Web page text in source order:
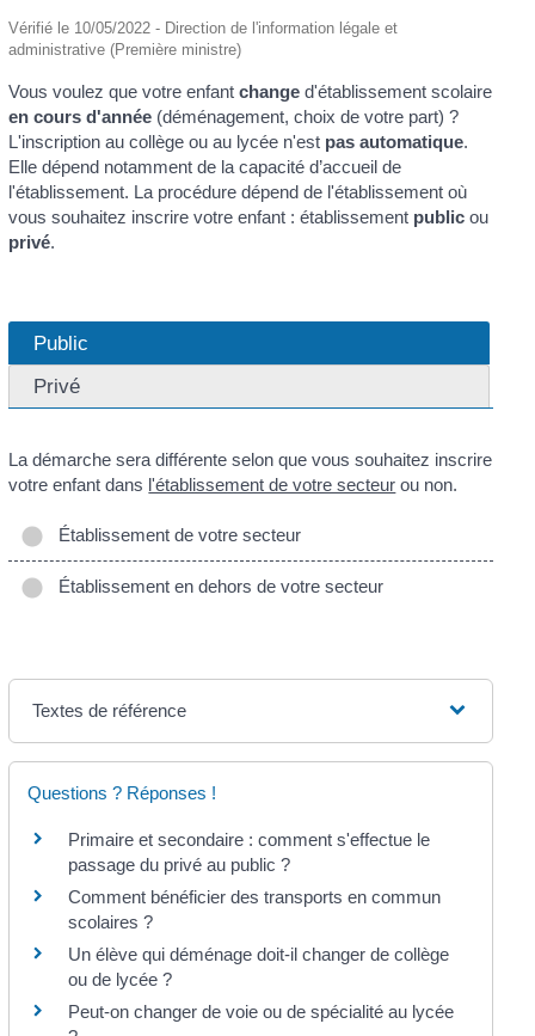
Vérifié le 10/05/2022 - Direction de l'information légale et
administrative (Première ministre)
Vous voulez que votre enfantchange d'établissement scolaire
en cours d'année (déménagement, choix de votre part) ?
L'inscription au collège ou au lycée n'est pas automatique.
Elle dépend notamment de la capacité d’accueil de
l'établissement. La procédure dépend de l'établissement où
vous souhaitez inscrire votre enfant : établissement public ou
privé.
Public
Privé
La démarche sera différente selon que vous souhaitez inscrire
votre enfant dans l'établissement de votre secteur ou non.
Établissement de votre secteur
Établissement en dehors de votre secteur
Textes de référence
Questions ? Réponses !
Primaire et secondaire : comment s'effectue le
passage du privé au public ?
Comment bénéficier des transports en commun
scolaires ?
Un élève qui déménage doit-il changer de collège
ou de lycée ?
Peut-on changer de voie ou de spécialité au lycée